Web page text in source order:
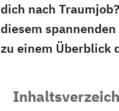
dich nach
diesem
zu einem Überblick